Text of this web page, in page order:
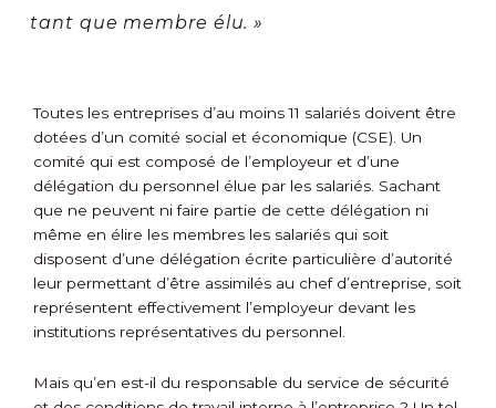
tant que membre élu. »
Toutes les entreprises d’au moins 11 salariés doivent être
dotées d’un comité social et économique (CSE). Un
comité qui est composé de l’employeur et d’une
délégation du personnel élue par les salariés. Sachant
que ne peuvent ni faire partie de cette délégation ni
même en élire les membres les salariés qui soit
disposent d’une délégation écrite particulière d’autorité
leur permettant d’être assimilés au chef d’entreprise, soit
représentent effectivement l’employeur devant les
institutions représentatives du personnel.
Mais qu’en est-il du responsable du service de sécurité